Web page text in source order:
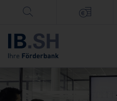
Menü überspringen